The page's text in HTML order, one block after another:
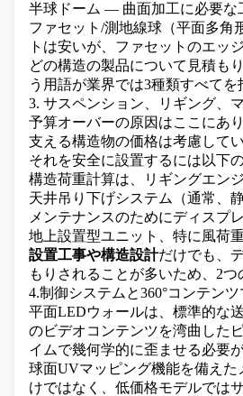
半球ドーム ― 曲面加工に必要な
ファセット/測地線球（平面多
トは安いが、ファセットのエッ
どの構造の製品について見積も
う用語が業界では3種類すべて
3. サスペンション、リギング、
予算オーバーの原因はここにあ
支える構造物の価格は考慮して
それを安全に設置するには以下
構造荷重計算は、リギングエン
天井吊り下げシステム（通常、
メンテナンスのためにディスプ
地上設置型ユニット、特に風荷
設置工事や構造設計だけでも、
もりされることが多いため、2
4.制御システムと360°コンテン
平面LEDウォールは 、標準的な
のビデオコンテンツを湾曲した
イムで幾何学的に歪ませる必要
球面UVマッピング機能を備え
けではなく、低価格モデルでは